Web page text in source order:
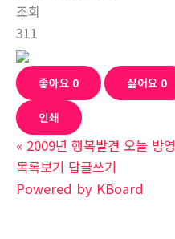
조회
311
좋아요 0 싫어요 0
인쇄
« 2009년 행복발견 오늘 방영
목록보기 답글쓰기
Powered by KBoard